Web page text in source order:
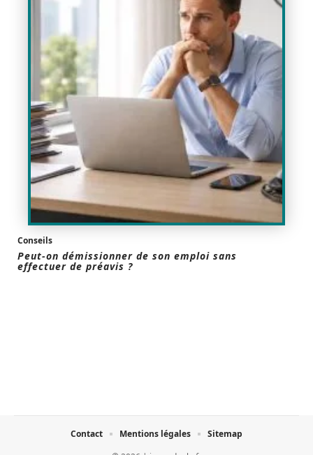
Conseils
Peut-on démissionner de son emploi sans
effectuer de préavis ?
Contact Mentions légales Sitemap